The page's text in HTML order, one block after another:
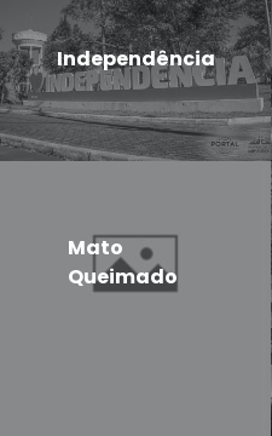
Independência
Mato
Queimado